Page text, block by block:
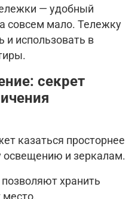
— удобный
совсем мало. Тележку
и использовать в
секрет
казаться просторнее
освещению и зеркалам.
хранить
место.